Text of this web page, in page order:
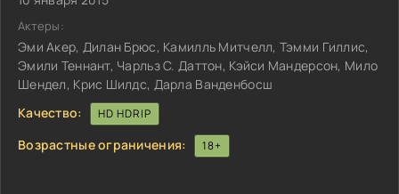
Актеры:
Эми Акер, Дилан Брюс, Камилль Митчелл, Тэмми Гиллис,
Эмили Теннант, Чарльз С. Даттон, Кэйси Мандерсон, Мило
Шендел, Крис Шилдс, Дарла Ванденбосш
Качество:
HD HDRIP
Возрастные ограничения: 18+